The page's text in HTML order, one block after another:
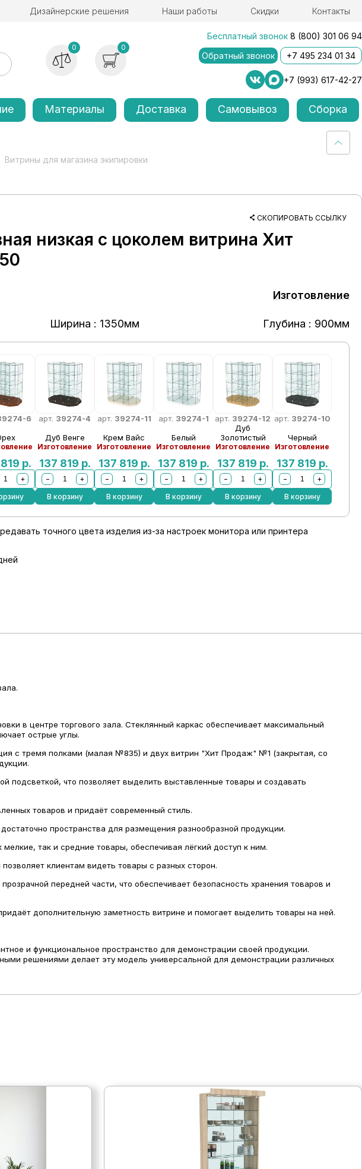
Дизайнерские решения Наши работы Скидки Контакты
0 0
Бесплатный звонок 8 (800) 301 06 94
Обратный звонок
+7 495 234 01 34
+7 (993) 617-42-27
Материалы Доставка Самовывоз Сборка
Витрины для магазина экипировки
СКОПИРОВАТЬ ССЫЛКУ
низкая с цоколем витрина Хит
Изготовление
Ширина : 1350мм Глубина : 900мм
6
р.
+
арт. 39274-4
Дуб Венге
Изготовление
137 819 р.
−
+
В корзину
арт. 39274-11
Крем Вайс
Изготовление
137 819 р.
−
+
В корзину
арт. 39274-1
Белый
Изготовление
137 819 р.
−
+
В корзину
арт. 39274-12
Дуб
Золотистый
Изготовление
137 819 р.
−
+
В корзину
арт. 39274-10
Черный
Изготовление
137 819 р.
−
+
В корзину
точного цвета изделия из-за настроек монитора или принтера
в центре торгового зала. Стеклянный каркас обеспечивает максимальный
острые углы.
с тремя полками (малая №835) и двух витрин "Хит Продаж" №1 (закрытая, со
подсветкой, что позволяет выделить выставленные товары и создавать
товаров и придаёт современный стиль.
пространства для размещения разнообразной продукции.
так и средние товары, обеспечивая лёгкий доступ к ним.
клиентам видеть товары с разных сторон.
передней части, что обеспечивает безопасность хранения товаров и
дополнительную заметность витрине и помогает выделить товары на ней.
и функциональное пространство для демонстрации своей продукции.
решениями делает эту модель универсальной для демонстрации различных